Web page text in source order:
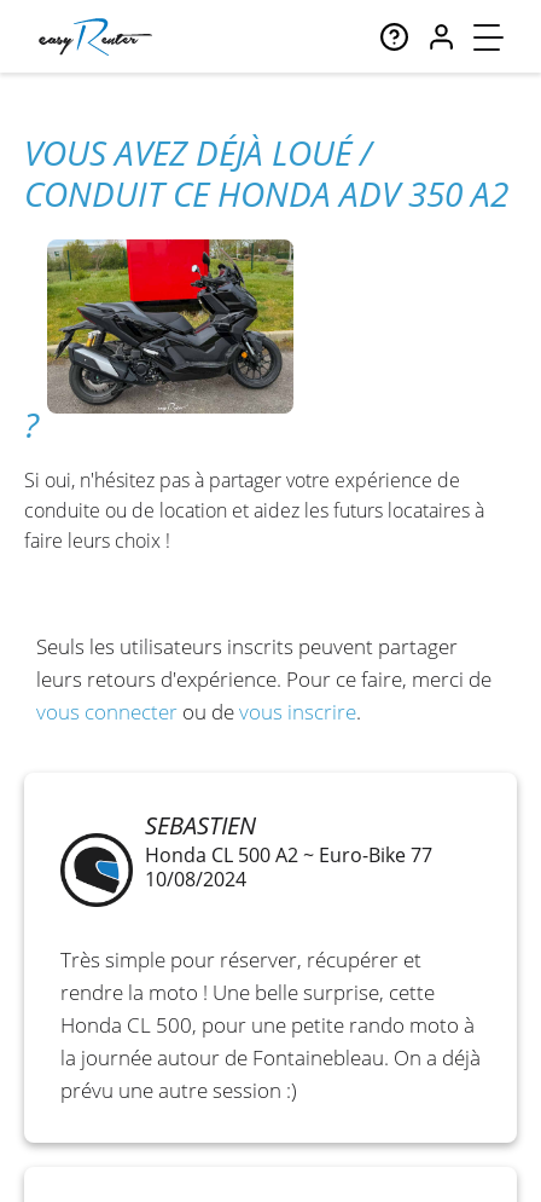
VOUS AVEZ DÉJÀ LOUÉ /
CONDUIT CE HONDA ADV 350 A2
?
Si oui, n'hésitez pas à partager votre expérience de
conduite ou de location et aidez les futurs locataires à
faire leurs choix !
SEBASTIEN
Honda CL 500 A2 ~ Euro-Bike 77
10/08/2024
Très simple pour réserver, récupérer et
rendre la moto ! Une belle surprise, cette
Honda CL 500, pour une petite rando moto à
la journée autour de Fontainebleau. On a déjà
prévu une autre session :)
Seuls les utilisateurs inscrits peuvent partager
leurs retours d'expérience. Pour ce faire, merci de
vous connecter ou devous inscrire.